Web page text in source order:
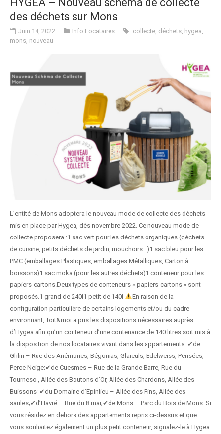
HYGEA – Nouveau schéma de collecte
des déchets sur Mons
Juin 14, 2022 Info Locataires collecte, déchets, hygea,
mons, nouveau
L’entité de Mons adoptera le nouveau mode de collecte des déchets
mis en place par Hygea, dès novembre 2022. Ce nouveau mode de
collecte proposera :1 sac vert pour les déchets organiques (déchets
de cuisine, petits déchets de jardin, mouchoirs…)1 sac bleu pour les
PMC (emballages Plastiques, emballages Métalliques, Carton à
boissons)1 sac moka (pour les autres déchets)1 conteneur pour les
papiers-cartons.Deux types de conteneurs « papiers-cartons » sont
proposés.1 grand de 240l1 petit de 140l
En raison de la
configuration particulière de certains logements et/ou du cadre
environnant, Toit&moi a pris les dispositions nécessaires auprès
d’Hygea afin qu’un conteneur d’une contenance de 140 litres soit mis à
la disposition de nos locataires vivant dans les appartements :✔de
Ghlin – Rue des Anémones, Bégonias, Glaïeuls, Edelweiss, Pensées,
Perce Neige;✔de Cuesmes – Rue de la Grande Barre, Rue du
Tournesol, Allée des Boutons d’Or, Allée des Chardons, Allée des
Buissons; ✔du Domaine d’Epinlieu – Allée des Pins, Allée des
saules;✔d’Havré – Rue du 8 mai;✔de Mons – Parc du Bois de Mons. Si
vous résidez en dehors des appartements repris ci-dessus et que
vous souhaitez également un plus petit conteneur, signalez-le à Hygea